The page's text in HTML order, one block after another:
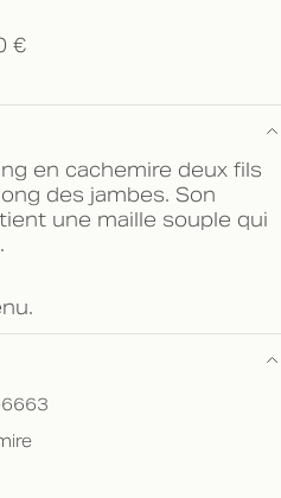
€
en cachemire deux fils
des jambes. Son
une maille souple qui